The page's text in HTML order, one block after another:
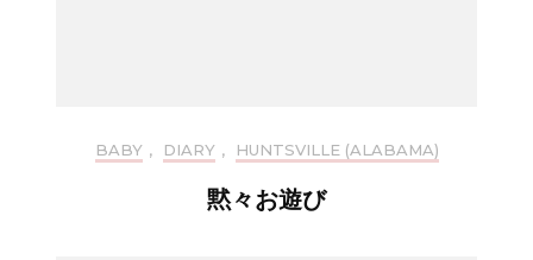
BABY , DIARY , HUNTSVILLE (ALABAMA)
黙々お遊び